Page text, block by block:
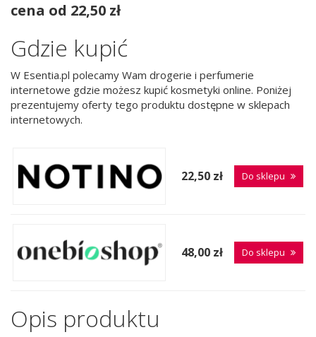
cena od 22,50 zł
Gdzie kupić
W Esentia.pl polecamy Wam drogerie i perfumerie
internetowe gdzie możesz kupić kosmetyki online. Poniżej
prezentujemy oferty tego produktu dostępne w sklepach
internetowych.
22,50 zł Do sklepu
48,00 zł Do sklepu
Opis produktu